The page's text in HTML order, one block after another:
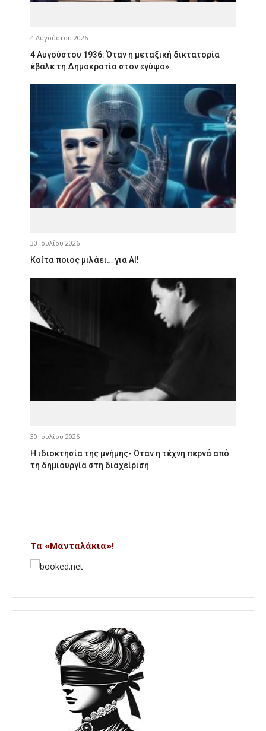
4 Αυγούστου 2026
4 Αυγούστου 1936: Όταν η μεταξική δικτατορία
έβαλε τη Δημοκρατία στον «γύψο»
30 Ιουλίου 2026
Κοίτα ποιος μιλάει… για AI!
30 Ιουλίου 2026
Η ιδιοκτησία της μνήμης- Όταν η τέχνη περνά από
τη δημιουργία στη διαχείριση
Τα «Μανταλάκια»!